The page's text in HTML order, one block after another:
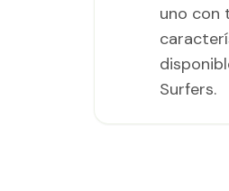
uno con
Surfers.